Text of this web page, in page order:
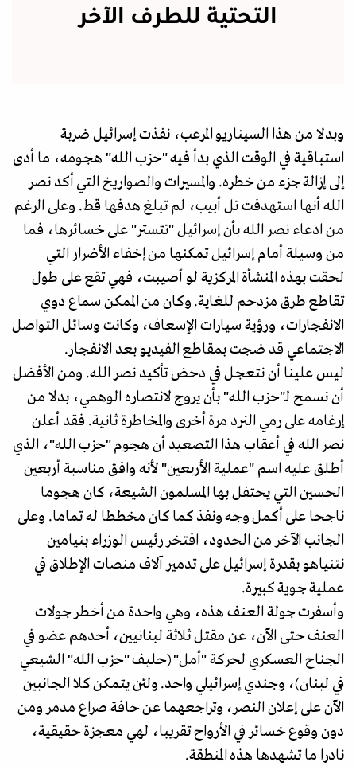
التحتية للطرف الآخر
وبدلا من هذا السيناريو المرعب، نفذت إسرائيل ضربة
استباقية في الوقت الذي بدأ فيه "حزب الله" هجومه، ما أدى
إلى إزالة جزء من خطره. والمسيرات والصواريخ التي أكد نصر
الله أنها استهدفت تل أبيب، لم تبلغ هدفها قط. وعلى الرغم
من ادعاء نصر الله بأن إسرائيل "تتستر" على خسائرها، فما
من وسيلة أمام إسرائيل تمكنها من إخفاء الأضرار التي
لحقت بهذه المنشأة المركزية لو أصيبت، فهي تقع على طول
تقاطع طرق مزدحم للغاية. وكان من الممكن سماع دوي
الانفجارات، ورؤية سيارات الإسعاف، وكانت وسائل التواصل
الاجتماعي قد ضجت بمقاطع الفيديو بعد الانفجار.
ليس علينا أن نتعجل في دحض تأكيد نصر الله. ومن الأفضل
أن نسمح لـ"حزب الله" بأن يروج لانتصاره الوهمي، بدلا من
إرغامه على رمي النرد مرة أخرى والمخاطرة ثانية. فقد أعلن
نصر الله في أعقاب هذا التصعيد أن هجوم "حزب الله"، الذي
أطلق عليه اسم "عملية الأربعين" لأنه وافق مناسبة أربعين
الحسين التي يحتفل بها المسلمون الشيعة، كان هجوما
ناجحا على أكمل وجه ونفذ كما كان مخططا له تماما. وعلى
الجانب الآخر من الحدود، افتخر رئيس الوزراء بنيامين
نتنياهو بقدرة إسرائيل على تدمير آلاف منصات الإطلاق في
عملية جوية كبيرة.
وأسفرت جولة العنف هذه، وهي واحدة من أخطر جولات
العنف حتى الآن، عن مقتل ثلاثة لبنانيين، أحدهم عضو في
الجناح العسكري لحركة "أمل" (حليف "حزب الله" الشيعي
في لبنان)، وجندي إسرائيلي واحد. ولئن يتمكن كلا الجانبين
الآن على إعلان النصر، وتراجعهما عن حافة صراع مدمر ومن
دون وقوع خسائر في الأرواح تقريبا، لهي معجزة حقيقية،
نادرا ما تشهدها هذه المنطقة.